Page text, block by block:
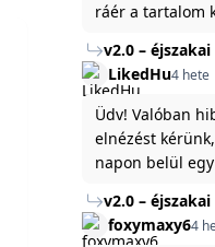
ráér a tartalom
v2.0 –
fejlesztések
LikedHu4 hete
Üdv! Valóban
elnézést
napon belül
weboldal
és vélhetően ez
v2.0 –
fejlesztések
foxymaxy64